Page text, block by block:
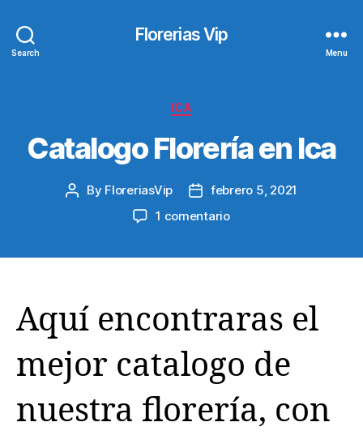
Search
Florerias Vip
Menu
Categories
ICA
Catalogo Florería en Ica
Post
By FloreriasVip
Post
date
febrero 5, 2021
1 comentarioen
Aquí encontraras el
mejor catalogo de
nuestra florería, con